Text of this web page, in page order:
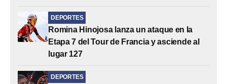
DEPORTES
Romina Hinojosa lanza un ataque en la
Etapa 7 del Tour de Francia y asciende al
lugar 127
DEPORTES